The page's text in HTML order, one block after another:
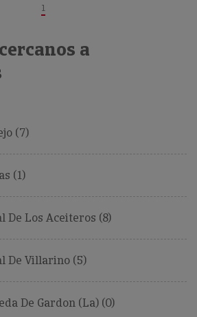
1
a
(7)
(1)
De Los Aceiteros (8)
De Villarino (5)
De Gardon (La) (0)